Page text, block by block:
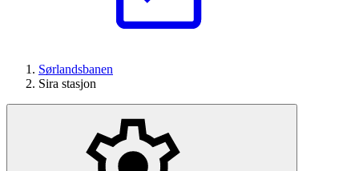
Sørlandsbanen
Sira stasjon